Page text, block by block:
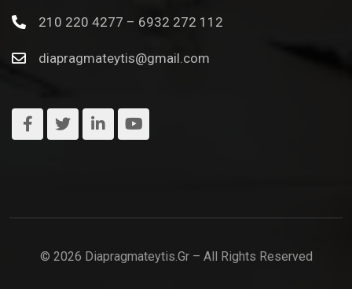
210 220 4277 – 6932 272 112
diapragmateytis@gmail.com
© 2026 Diapragmateytis.gr – All Rights Reserved